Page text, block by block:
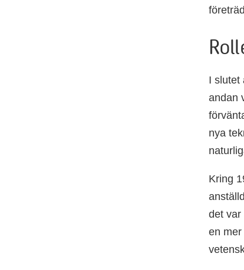
I slutet
andan
nya
Kring
det var
en